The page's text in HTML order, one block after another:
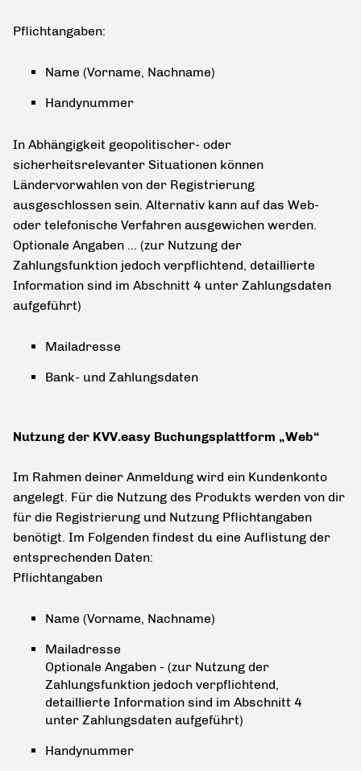
Pflichtangaben:
Name (Vorname, Nachname)
Handynummer
In Abhängigkeit geopolitischer- oder
sicherheitsrelevanter Situationen können
Ländervorwahlen von der Registrierung
ausgeschlossen sein. Alternativ kann auf das Web-
oder telefonische Verfahren ausgewichen werden.
Optionale Angaben … (zur Nutzung der
Zahlungsfunktion jedoch verpflichtend, detaillierte
Information sind im Abschnitt 4 unter Zahlungsdaten
aufgeführt)
Mailadresse
Bank- und Zahlungsdaten
Nutzung der KVV.easy Buchungsplattform „Web“
Im Rahmen deiner Anmeldung wird ein Kundenkonto
angelegt. Für die Nutzung des Produkts werden von dir
für die Registrierung und Nutzung Pflichtangaben
benötigt. Im Folgenden findest du eine Auflistung der
entsprechenden Daten:
Pflichtangaben
Name (Vorname, Nachname)
Mailadresse
Optionale Angaben - (zur Nutzung der
Zahlungsfunktion jedoch verpflichtend,
detaillierte Information sind im Abschnitt 4
unter Zahlungsdaten aufgeführt)
Handynummer